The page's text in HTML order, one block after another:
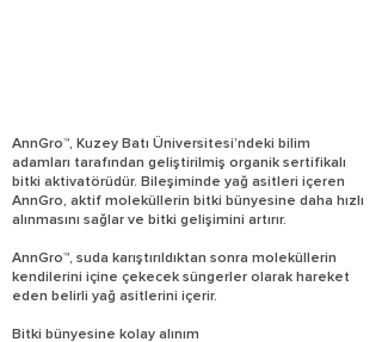
AnnGro™, Kuzey Batı Üniversitesi’ndeki bilim
adamları tarafından geliştirilmiş organik sertifikalı
bitki aktivatörüdür. Bileşiminde yağ asitleri içeren
AnnGro, aktif moleküllerin bitki bünyesine daha hızlı
alınmasını sağlar ve bitki gelişimini artırır.
AnnGro™, suda karıştırıldıktan sonra moleküllerin
kendilerini içine çekecek süngerler olarak hareket
eden belirli yağ asitlerini içerir.
Bitki bünyesine kolay alınım